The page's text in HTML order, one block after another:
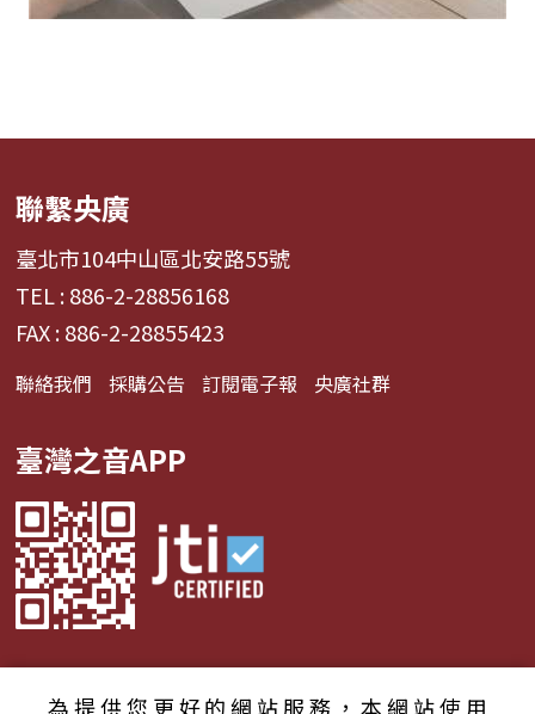
聯繫央廣
臺北市104中山區北安路55號
TEL : 886-2-28856168
FAX : 886-2-28855423
聯絡我們 採購公告 訂閱電子報 央廣社群
臺灣之音APP
為提供您更好的網站服務，本網站使用